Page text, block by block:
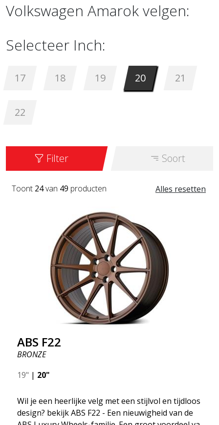
Volkswagen Amarok velgen:
Selecteer Inch:
17 18 19 20 21
22
Filter Soort
Alles resetten
Toont 24van 49 producten
ABS F22
BRONZE
19" | 20"
Wil je een heerlijke velg met een stijlvol en tijdloos
design? bekijk ABS F22 - Een nieuwigheid van de